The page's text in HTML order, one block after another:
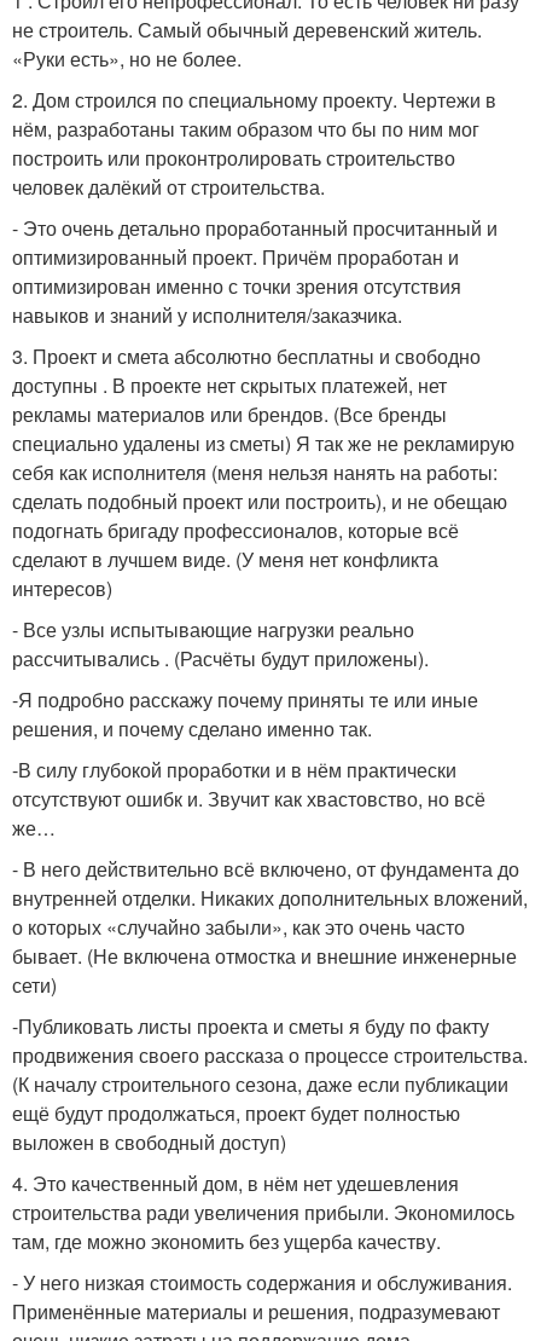
не строитель. Самый обычный деревенский житель.
«Руки есть», но не более.
2. Дом строился по специальному проекту. Чертежи в
нём, разработаны таким образом что бы по ним мог
построить или проконтролировать строительство
человек далёкий от строительства.
- Это очень детально проработанный просчитанный и
оптимизированный проект. Причём проработан и
оптимизирован именно с точки зрения отсутствия
навыков и знаний у исполнителя/заказчика.
3. Проект и смета абсолютно бесплатны и свободно
доступны . В проекте нет скрытых платежей, нет
рекламы материалов или брендов. (Все бренды
специально удалены из сметы) Я так же не рекламирую
себя как исполнителя (меня нельзя нанять на работы:
сделать подобный проект или построить), и не обещаю
подогнать бригаду профессионалов, которые всё
сделают в лучшем виде. (У меня нет конфликта
интересов)
- Все узлы испытывающие нагрузки реально
рассчитывались . (Расчёты будут приложены).
-Я подробно расскажу почему приняты те или иные
решения, и почему сделано именно так.
-В силу глубокой проработки и в нём практически
отсутствуют ошибк и. Звучит как хвастовство, но всё
же…
- В него действительно всё включено, от фундамента до
внутренней отделки. Никаких дополнительных вложений,
о которых «случайно забыли», как это очень часто
бывает. (Не включена отмостка и внешние инженерные
сети)
-Публиковать листы проекта и сметы я буду по факту
продвижения своего рассказа о процессе строительства.
(К началу строительного сезона, даже если публикации
ещё будут продолжаться, проект будет полностью
выложен в свободный доступ)
4. Это качественный дом, в нём нет удешевления
строительства ради увеличения прибыли. Экономилось
там, где можно экономить без ущерба качеству.
- У него низкая стоимость содержания и обслуживания.
Применённые материалы и решения, подразумевают